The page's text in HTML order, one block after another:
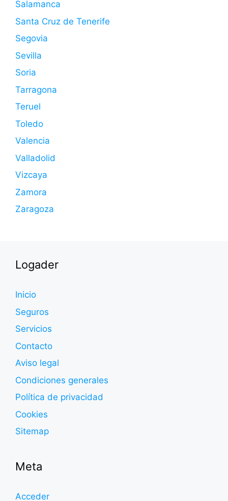
Salamanca
Santa Cruz de Tenerife
Segovia
Sevilla
Soria
Tarragona
Teruel
Toledo
Valencia
Valladolid
Vizcaya
Zamora
Zaragoza
Logader
Inicio
Seguros
Servicios
Contacto
Aviso legal
Condiciones generales
Política de privacidad
Cookies
Sitemap
Meta
Acceder